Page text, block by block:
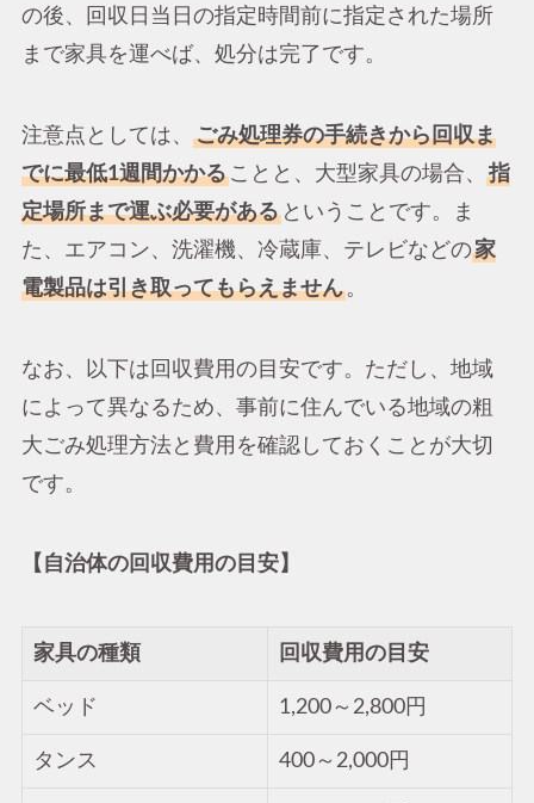
の後、回収日当日の指定時間前に指定された場所
まで家具を運べば、処分は完了です。
注意点としては、
ごみ処理券の手続きから回収ま
でに最低1週間かかることと、大型家具の場合、
指
定場所まで運ぶ必要があるということです。ま
た、エアコン、洗濯機、冷蔵庫、テレビなどの家
電製品は引き取ってもらえません。
なお、以下は回収費用の目安です。ただし、地域
によって異なるため、事前に住んでいる地域の粗
大ごみ処理方法と費用を確認しておくことが大切
です。
【自治体の回収費用の目安】
家具の種類 回収費用の目安
ベッド 1,200～2,800円
タンス 400～2,000円